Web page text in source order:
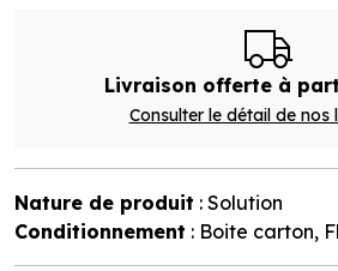
Livraison offerte à
Consulter le détail de nos
Nature de produit : Solution
Conditionnement : Boite carton,